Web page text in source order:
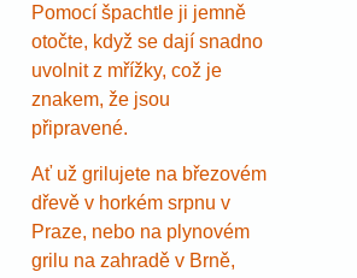
Pomocí špachtle ji jemně
otočte, když se dají snadno
uvolnit z mřížky, což je
znakem, že jsou
připravené.
Ať už grilujete na březovém
dřevě v horkém srpnu v
Praze, nebo na plynovém
grilu na zahradě v Brně,